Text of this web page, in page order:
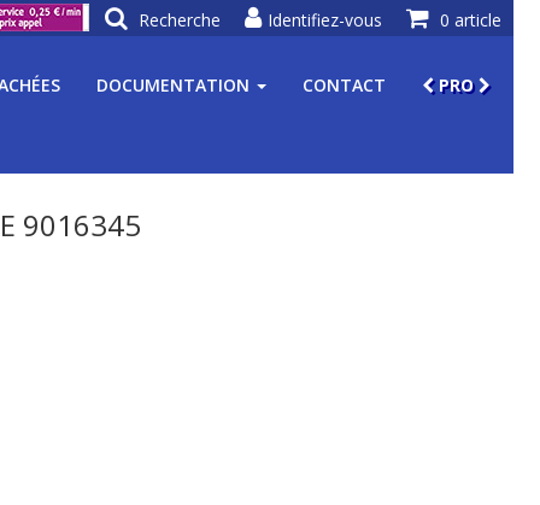
DOCUMENTATION CONTACT PRO
9016345
0 article
Identifiez-vous
Recherche